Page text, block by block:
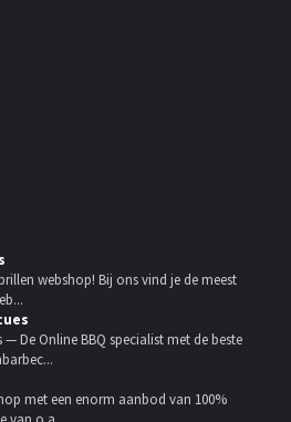
webshop! Bij ons vind je de meest
De Online BBQ specialist met de beste
met een enorm aanbod van 100%